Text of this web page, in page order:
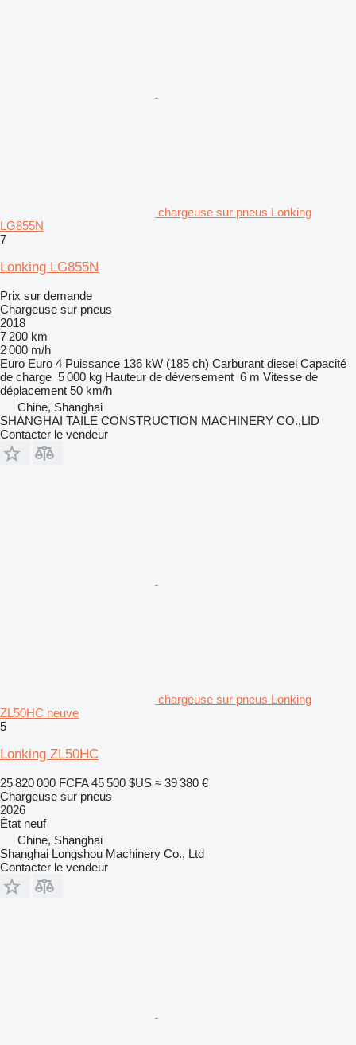
chargeuse sur pneus Lonking
LG855N
7
Lonking LG855N
Prix sur demande
Chargeuse sur pneus
2018
7 200 km
2 000 m/h
Euro Euro 4 Puissance 136 kW (185 ch) Carburant diesel Capacité
de charge 5 000 kg Hauteur de déversement 6 m Vitesse de
déplacement 50 km/h
Chine, Shanghai
SHANGHAI TAILE CONSTRUCTION MACHINERY CO.,LID
Contacter le vendeur
chargeuse sur pneus Lonking
ZL50HC neuve
5
Lonking ZL50HC
25 820 000 FCFA 45 500 $US ≈ 39 380 €
Chargeuse sur pneus
2026
État neuf
Chine, Shanghai
Shanghai Longshou Machinery Co., Ltd
Contacter le vendeur